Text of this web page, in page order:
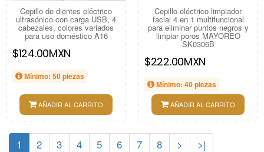
Cepillo de dientes eléctrico
ultrasónico con carga USB, 4
cabezales, colores variados
para uso doméstico A16
$124.00MXN
Mínimo: 50 piezas
AÑADIR AL CARRITO
Cepillo eléctrico limpiador
facial 4 en 1 multifuncional
para eliminar puntos negros y
limpiar poros MAYOREO
SK0306B
$222.00MXN
Mínimo: 40 piezas
AÑADIR AL CARRITO
1 2 3 4 5 6 7 8 >
>|